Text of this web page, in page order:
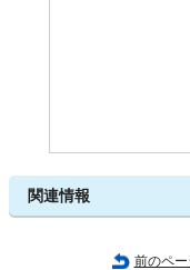
関連情報
前のペ